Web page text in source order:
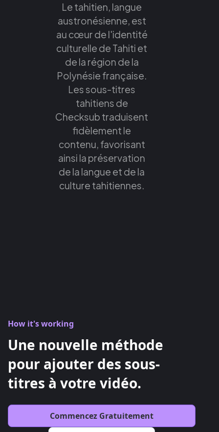
Le tahitien, langue
austronésienne, est
au cœur de l'identité
culturelle de Tahiti et
de la région de la
Polynésie française.
Les sous-titres
tahitiens de
Checksub traduisent
fidèlement le
contenu, favorisant
ainsi la préservation
de la langue et de la
culture tahitiennes.
How it's working
Une nouvelle méthode
pour ajouter des sous-
titres à votre vidéo.
Commencez Gratuitement